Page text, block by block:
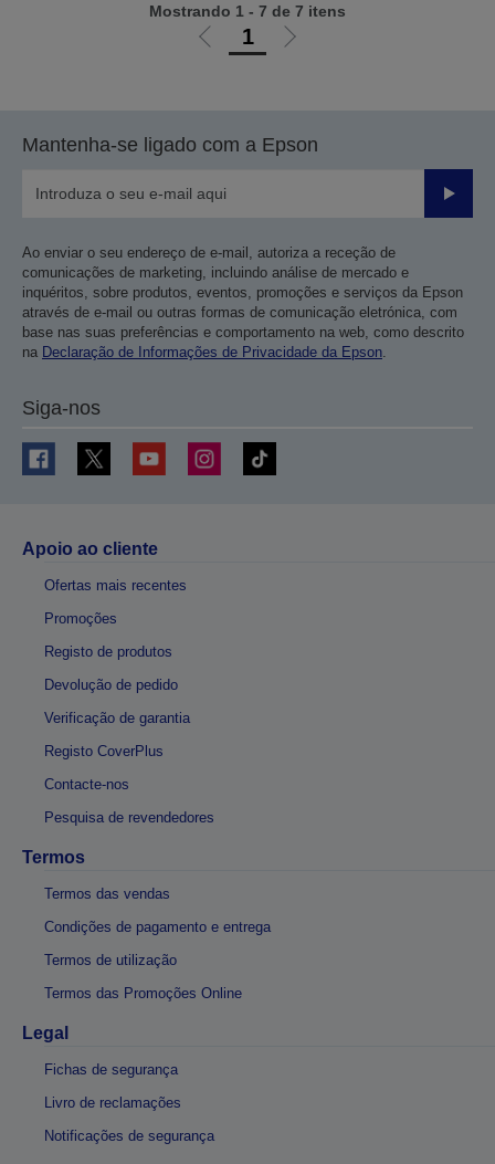
Ir
anterior
1
Ir
página
Mostrando 1 - 7 de 7 itens
Mantenha-se ligado com a Epson
Enviar
Ao enviar o seu endereço de e-mail, autoriza a receção de
comunicações de marketing, incluindo análise de mercado e
inquéritos, sobre produtos, eventos, promoções e serviços da Epson
através de e-mail ou outras formas de comunicação eletrónica, com
base nas suas preferências e comportamento na web, como descrito
na Declaração de Informações de Privacidade da Epson
Siga-nos
Apoio ao cliente
Ofertas mais recentes
Promoções
Registo de produtos
Devolução de pedido
Verificação de garantia
Registo CoverPlus
Contacte-nos
Pesquisa de revendedores
Termos
Termos das vendas
Condições de pagamento e entrega
Termos de utilização
Termos das Promoções Online
Legal
Fichas de segurança
Livro de reclamações
Notificações de segurança